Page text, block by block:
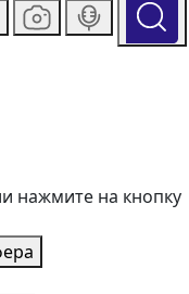
нажмите на кнопку